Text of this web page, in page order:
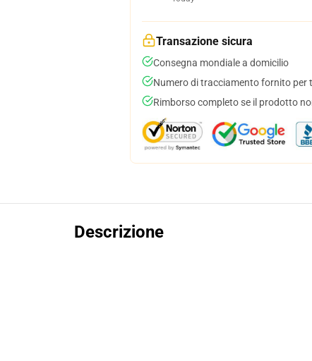
Transazione sicura
Consegna mondiale a domicilio
Numero di tracciamento fornito per
Rimborso completo se il prodotto
Descrizione